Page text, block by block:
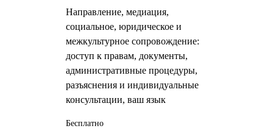
Направление, медиация,
социальное, юридическое и
межкультурное сопровождение:
доступ к правам, документы,
административные процедуры,
разъяснения и индивидуальные
консультации, ваш язык
Бесплатно